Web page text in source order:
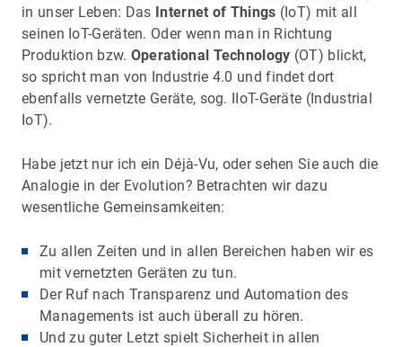
in unser Leben: Das Internet of Things (IoT) mit all
seinen IoT-Geräten. Oder wenn man in Richtung
Produktion bzw. Operational Technology (OT) blickt,
so spricht man von Industrie 4.0 und findet dort
ebenfalls vernetzte Geräte, sog. IIoT-Geräte (Industrial
IoT).
Habe jetzt nur ich ein Déjà-Vu, oder sehen Sie auch die
Analogie in der Evolution? Betrachten wir dazu
wesentliche Gemeinsamkeiten:
Zu allen Zeiten und in allen Bereichen haben wir es
mit vernetzten Geräten zu tun.
Der Ruf nach Transparenz und Automation des
Managements ist auch überall zu hören.
Und zu guter Letzt spielt Sicherheit in allen